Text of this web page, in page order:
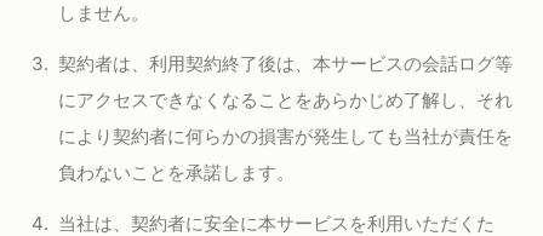
しません。
契約者は、利用契約終了後は、本サービスの会話ログ等
にアクセスできなくなることをあらかじめ了解し、それ
により契約者に何らかの損害が発生しても当社が責任を
負わないことを承諾します。
当社は、契約者に安全に本サービスを利用いただくた